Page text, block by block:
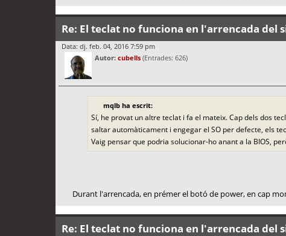
Re: El teclat no funciona en l'arrencada del
Data: dj. feb. 04, 2016 7:59 pm
Autor: cubells (Entrades: 626)
mqlb ha escrit:
Sí, he provat un altre teclat i fa el mateix. Cap dels dos
saltar automàticament i engegar el SO per defecte, els
Vaig pensar que podria solucionar-ho anant a la BIOS,
Durant l'arrencada, en prémer el botó de power, en cap
Re: El teclat no funciona en l'arrencada del